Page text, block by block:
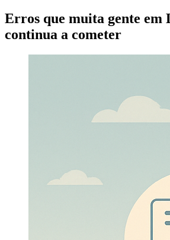
Erros que muita gente em
continua a cometer